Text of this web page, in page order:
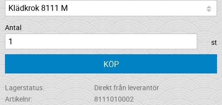
Antal
st
KÖP
Lagerstatus
Direkt från leverantör
Artikelnr
8111010002